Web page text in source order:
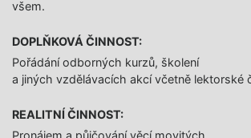
všem.
DOPLŇKOVÁ ČINNOST:
Pořádání odborných kurzů, školení
a jiných vzdělávacích akcí včetně lektorské
REALITNÍ ČINNOST: